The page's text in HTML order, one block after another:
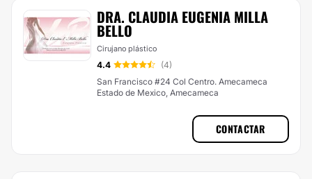
DRA. CLAUDIA EUGENIA MILLA
BELLO
Cirujano plástico
4.4
(4)
San Francisco #24 Col Centro. Amecameca
Estado de Mexico, Amecameca
CONTACTAR